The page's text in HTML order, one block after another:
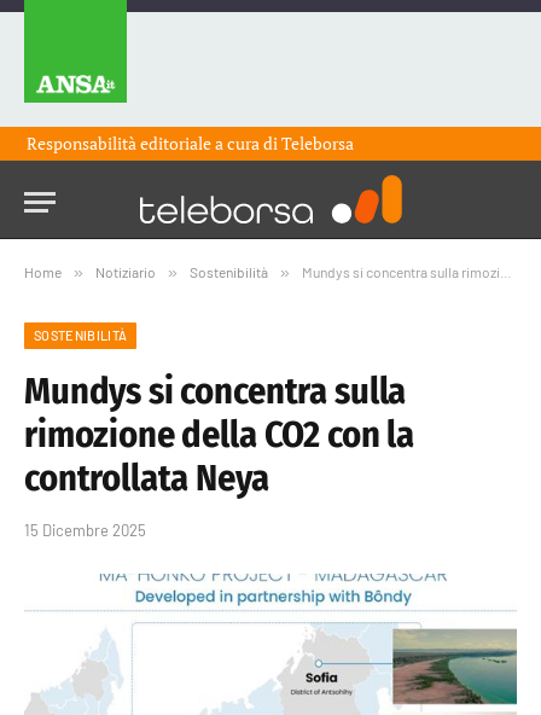
Responsabilità editoriale a cura diTeleborsa
Home » Notiziario » Sostenibilità » Mundys si concentra sulla rimozione della CO2 con la controllata Neya
SOSTENIBILITÀ
Mundys si concentra sulla
rimozione della CO2 con la
controllata Neya
15 Dicembre 2025